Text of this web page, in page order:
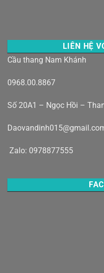
LIÊN HỆ
Cầu thang Nam Khánh
0968.00.8867
Số 20A1 – Ngọc Hồi –
Zalo: 0978877555